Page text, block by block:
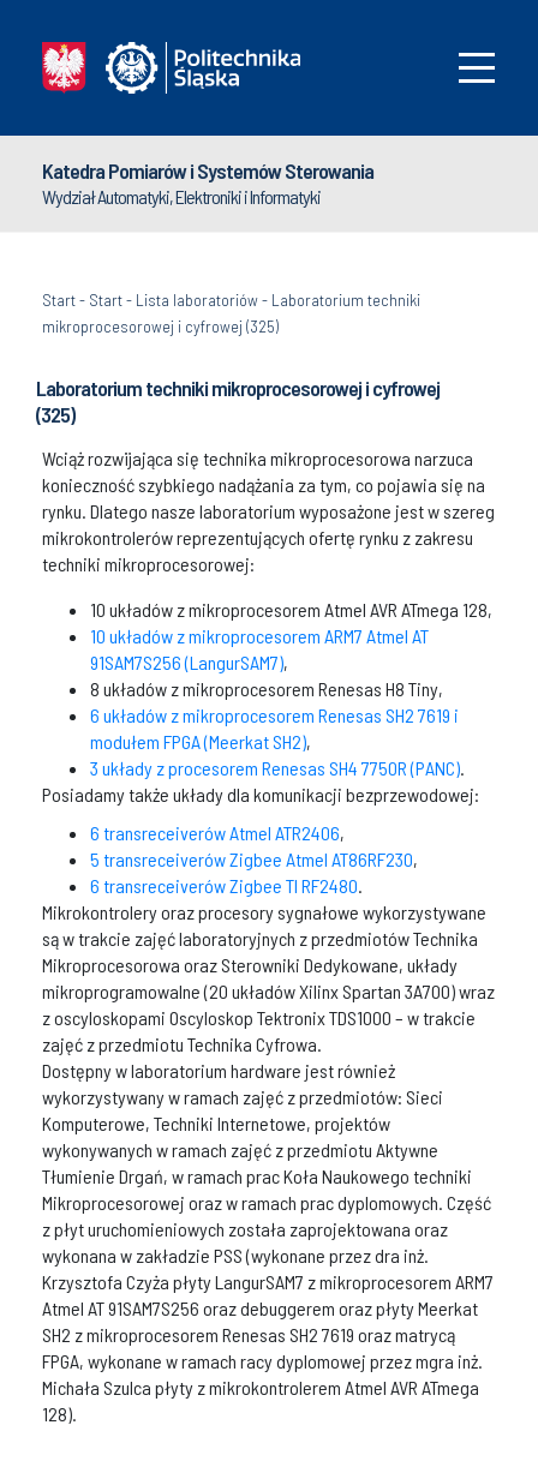
Katedra Pomiarów i Systemów Sterowania
Wydział Automatyki, Elektroniki i Informatyki
Start- Start- Lista laboratoriów- Laboratorium techniki
mikroprocesorowej i cyfrowej (325)
Laboratorium techniki mikroprocesorowej i cyfrowej
(325)
Wciąż rozwijająca się technika mikroprocesorowa narzuca
konieczność szybkiego nadążania za tym, co pojawia się na
rynku. Dlatego nasze laboratorium wyposażone jest w szereg
mikrokontrolerów reprezentujących ofertę rynku z zakresu
techniki mikroprocesorowej:
10 układów z mikroprocesorem Atmel AVR ATmega 128,
10 układów z mikroprocesorem ARM7 Atmel AT
91SAM7S256 (LangurSAM7),
8 układów z mikroprocesorem Renesas H8 Tiny,
6 układów z mikroprocesorem Renesas SH2 7619 i
modułem FPGA (Meerkat SH2),
3 układy z procesorem Renesas SH4 7750R (PANC).
Posiadamy także układy dla komunikacji bezprzewodowej:
6 transreceiverów Atmel ATR2406,
5 transreceiverów Zigbee Atmel AT86RF230,
6 transreceiverów Zigbee TI RF2480.
Mikrokontrolery oraz procesory sygnałowe wykorzystywane
są w trakcie zajęć laboratoryjnych z przedmiotów Technika
Mikroprocesorowa oraz Sterowniki Dedykowane, układy
mikroprogramowalne (20 układów Xilinx Spartan 3A700) wraz
z oscyloskopami Oscyloskop Tektronix TDS1000 – w trakcie
zajęć z przedmiotu Technika Cyfrowa.
Dostępny w laboratorium hardware jest również
wykorzystywany w ramach zajęć z przedmiotów: Sieci
Komputerowe, Techniki Internetowe, projektów
wykonywanych w ramach zajęć z przedmiotu Aktywne
Tłumienie Drgań, w ramach prac Koła Naukowego techniki
Mikroprocesorowej oraz w ramach prac dyplomowych. Część
z płyt uruchomieniowych została zaprojektowana oraz
wykonana w zakładzie PSS (wykonane przez dra inż.
Krzysztofa Czyża płyty LangurSAM7 z mikroprocesorem ARM7
Atmel AT 91SAM7S256 oraz debuggerem oraz płyty Meerkat
SH2 z mikroprocesorem Renesas SH2 7619 oraz matrycą
FPGA, wykonane w ramach racy dyplomowej przez mgra inż.
Michała Szulca płyty z mikrokontrolerem Atmel AVR ATmega
128).